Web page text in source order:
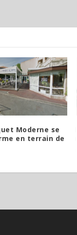
Moderne se
en terrain de